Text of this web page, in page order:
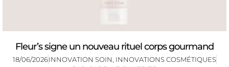
Fleur’s signe un nouveau rituel corps gourmand
18/06/2026INNOVATION SOIN, INNOVATIONS COSMÉTIQUES